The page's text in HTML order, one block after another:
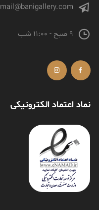
mail@banigallery.com
9 صبح - 11:00 شب
نماد اعتماد الکترونیکی